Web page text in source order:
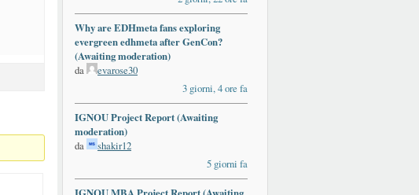
Why are EDHmeta fans exploring
evergreen edhmeta after GenCon?
(Awaiting moderation)
da
evarose30
3 giorni, 4 ore fa
IGNOU Project Report (Awaiting
moderation)
da
shakir12
5 giorni fa